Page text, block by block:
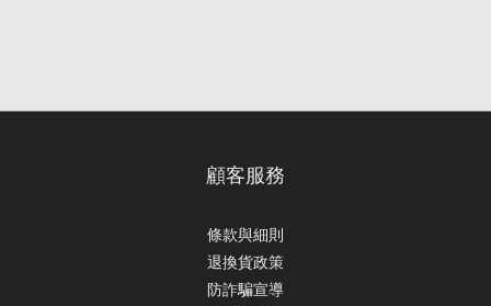
顧客服務
條款與細則
退換貨政策
防詐騙宣導